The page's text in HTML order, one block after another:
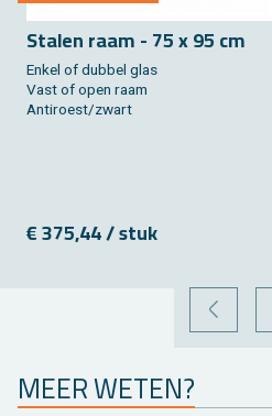
Sta­len raam - 75 x 95 cm
Enkel of dub­bel glas
Vast of open raam
An­ti­roest/zwart
€ 375,44 / stuk
VORIGE
MEER WETEN?